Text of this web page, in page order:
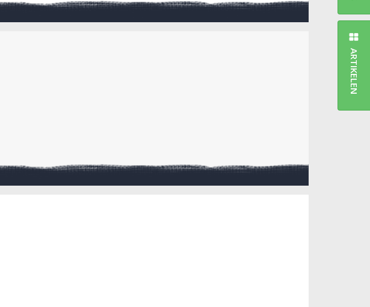
ARTIKELEN